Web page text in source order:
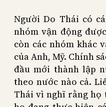
Người Do Thái có
nhóm vận động
còn các nhóm khác
của Anh, Mỹ. Chính
đầu mới thành lập
theo nước nào cả.
Thái vì nghĩ rằng họ